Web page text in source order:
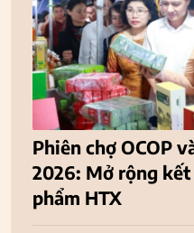
Phiên chợ OCOP
2026: Mở rộng
phẩm HTX